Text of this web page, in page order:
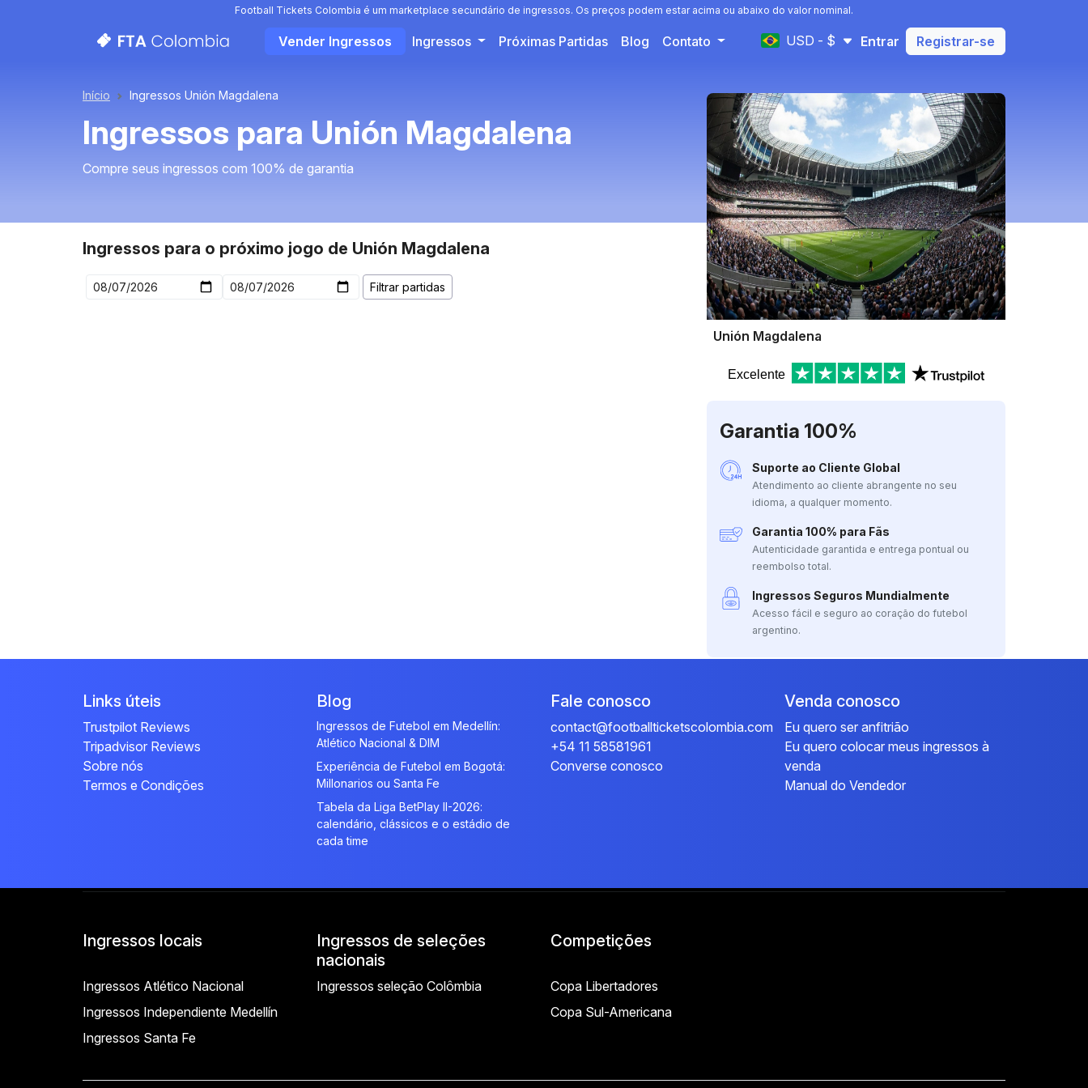
Football Tickets Colombia é um marketplace secundário de ingressos. Os preços podem estar acima ou abaixo do valor nominal.
Vender Ingressos Ingressos Próximas Partidas Blog Contato USD - $ Entrar Registrar-se
Início Ingressos Unión Magdalena
Ingressos para Unión Magdalena
Compre seus ingressos com 100% de garantia
Unión Magdalena
Excelente
Garantia 100%
Suporte ao Cliente Global
Atendimento ao cliente abrangente no seu
idioma, a qualquer momento.
Garantia 100% para Fãs
Autenticidade garantida e entrega pontual ou
reembolso total.
Ingressos Seguros Mundialmente
Acesso fácil e seguro ao coração do futebol
argentino.
Ingressos para o próximo jogo de Unión Magdalena
Links úteis
Trustpilot Reviews
Tripadvisor Reviews
Sobre nós
Termos e Condições
Blog
Ingressos de Futebol em Medellín:
Atlético Nacional & DIM
Experiência de Futebol em Bogotá:
Millonarios ou Santa Fe
Tabela da Liga BetPlay II-2026:
calendário, clássicos e o estádio de
cada time
Fale conosco
contact@footballticketscolombia.com
+54 11 58581961
Converse conosco
Venda conosco
Eu quero ser anfitrião
Eu quero colocar meus ingressos à
venda
Manual do Vendedor
Ingressos locais
Ingressos Atlético Nacional
Ingressos Independiente Medellín
Ingressos Santa Fe
Ingressos de seleções
nacionais
Ingressos seleção Colômbia
Competições
Copa Libertadores
Copa Sul-Americana